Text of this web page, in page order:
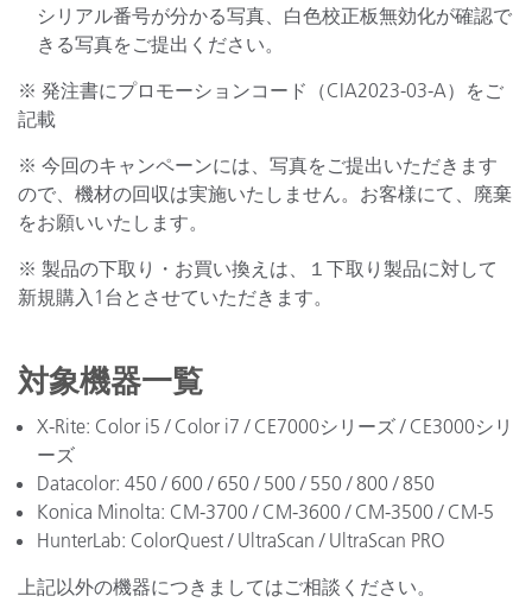
シリアル番号が分かる写真、白色校正板無効化が確認で
きる写真をご提出ください。
※ 発注書にプロモーションコード（CIA2023-03-A）をご
記載
※ 今回のキャンペーンには、写真をご提出いただきます
ので、機材の回収は実施いたしません。お客様にて、廃棄
をお願いいたします。
※ 製品の下取り・お買い換えは、１下取り製品に対して
新規購入1台とさせていただきます。
対象機器一覧
X-Rite: Color i5 / Color i7 / CE7000シリーズ / CE3000シリ
ーズ
Datacolor: 450 / 600 / 650 / 500 / 550 / 800 / 850
Konica Minolta: CM-3700 / CM-3600 / CM-3500 / CM-5
HunterLab: ColorQuest / UltraScan / UltraScan PRO
上記以外の機器につきましてはご相談ください。